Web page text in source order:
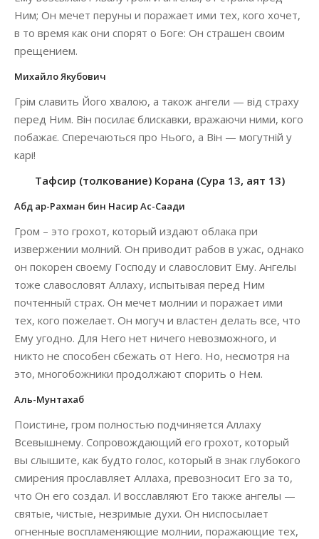
Ним; Он мечет перуны и поражает ими тех, кого хочет,
в то время как они спорят о Боге: Он страшен своим
прещением.
Михайло Якубович
Грім славить Його хвалою, а також ангели — від страху
перед Ним. Він посилає блискавки, вражаючи ними, кого
побажає. Сперечаються про Нього, а Він — могутній у
карі!
Тафсир (толкование) Корана (Сура 13, аят 13)
Абд ар-Рахман бин Насир Ас-Саади
Гром – это грохот, который издают облака при
извержении молний. Он приводит рабов в ужас, однако
он покорен своему Господу и славословит Ему. Ангелы
тоже славословят Аллаху, испытывая перед Ним
почтенный страх. Он мечет молнии и поражает ими
тех, кого пожелает. Он могуч и властен делать все, что
Ему угодно. Для Него нет ничего невозможного, и
никто не способен сбежать от Него. Но, несмотря на
это, многобожники продолжают спорить о Нем.
Аль-Мунтахаб
Поистине, гром полностью подчиняется Аллаху
Всевышнему. Сопровождающий его грохот, который
вы слышите, как будто голос, который в знак глубокого
смирения прославляет Аллаха, превозносит Его за то,
что Он его создал. И восславляют Его также ангелы —
святые, чистые, незримые духи. Он ниспосылает
огненные воспламеняющие молнии, поражающие тех,